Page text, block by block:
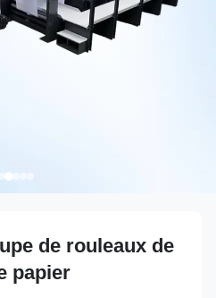
de rouleaux de
papier